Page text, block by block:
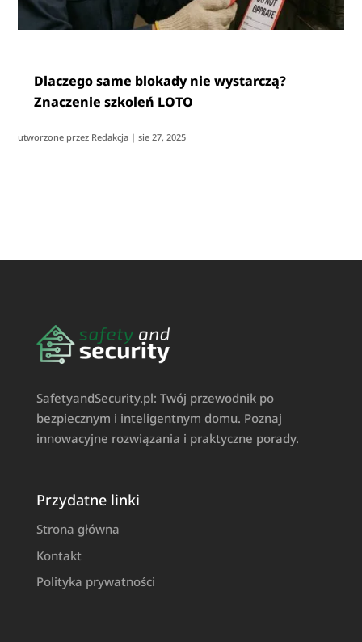
Dlaczego same blokady nie wystarczą?
Znaczenie szkoleń LOTO
utworzone przez Redakcja |sie 27, 2025
SafetyandSecurity.pl: Twój przewodnik po
bezpiecznym i inteligentnym domu. Poznaj
innowacyjne rozwiązania i praktyczne porady.
Przydatne linki
Strona główna
Kontakt
Polityka prywatności